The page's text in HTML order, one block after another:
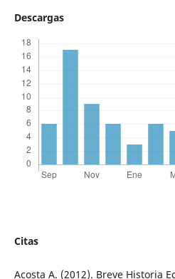
Descargas
Citas
Acosta A. (2012). Breve Historia